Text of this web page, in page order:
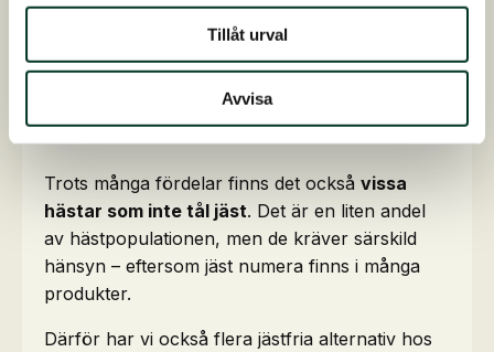
Tillåt urval
Avvisa
Finns det några nackdelar
med jäst?
Trots många fördelar finns det också vissa
hästar som inte tål jäst. Det är en liten andel
av hästpopulationen, men de kräver särskild
hänsyn – eftersom jäst numera finns i många
produkter.
Därför har vi också flera jästfria alternativ hos